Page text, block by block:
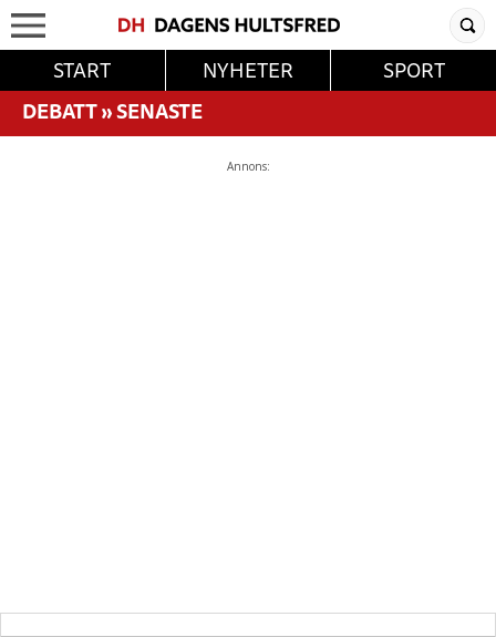
START NYHETER
SPORT
DEBATT»SENASTE
Annons: